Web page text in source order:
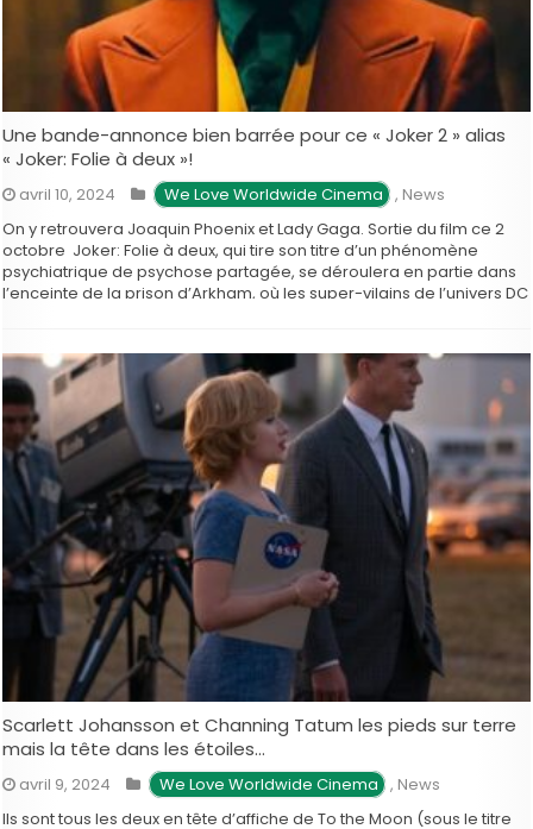
Une bande-annonce bien barrée pour ce « Joker 2 » alias
« Joker: Folie à deux »!
avril 10, 2024 We Love Worldwide Cinema , News
On y retrouvera Joaquin Phoenix et Lady Gaga. Sortie du film ce 2
octobre Joker: Folie à deux, qui tire son titre d’un phénomène
psychiatrique de psychose partagée, se déroulera en partie dans
l’enceinte de la prison d’Arkham, où les super-vilains de l’univers DC
Scarlett Johansson et Channing Tatum les pieds sur terre
mais la tête dans les étoiles…
avril 9, 2024 We Love Worldwide Cinema , News
Ils sont tous les deux en tête d’affiche de To the Moon (sous le titre